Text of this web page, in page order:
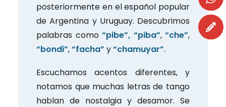
posteriormente en el español popular
de Argentina y Uruguay. Descubrimos
palabras como “pibe”, “piba”, “che”,
“bondi”,“facha” y“chamuyar”.
Escuchamos acentos diferentes, y
notamos que muchas letras de tango
hablan de nostalgia y desamor. Se